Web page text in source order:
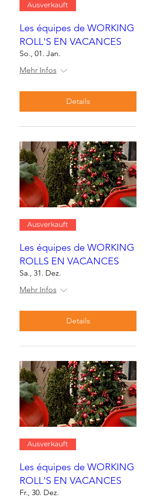
Ausverkauft
Les équipes de WORKING
ROLL'S EN VACANCES
So., 01. Jan.
Mehr Infos
Details
Ausverkauft
Les équipes de WORKING
ROLLS EN VACANCES
Sa., 31. Dez.
Mehr Infos
Details
Ausverkauft
Les équipes de WORKING
ROLL'S EN VACANCES
Fr., 30. Dez.